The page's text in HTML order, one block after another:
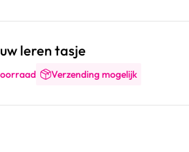
leren tasje
Verzending mogelijk